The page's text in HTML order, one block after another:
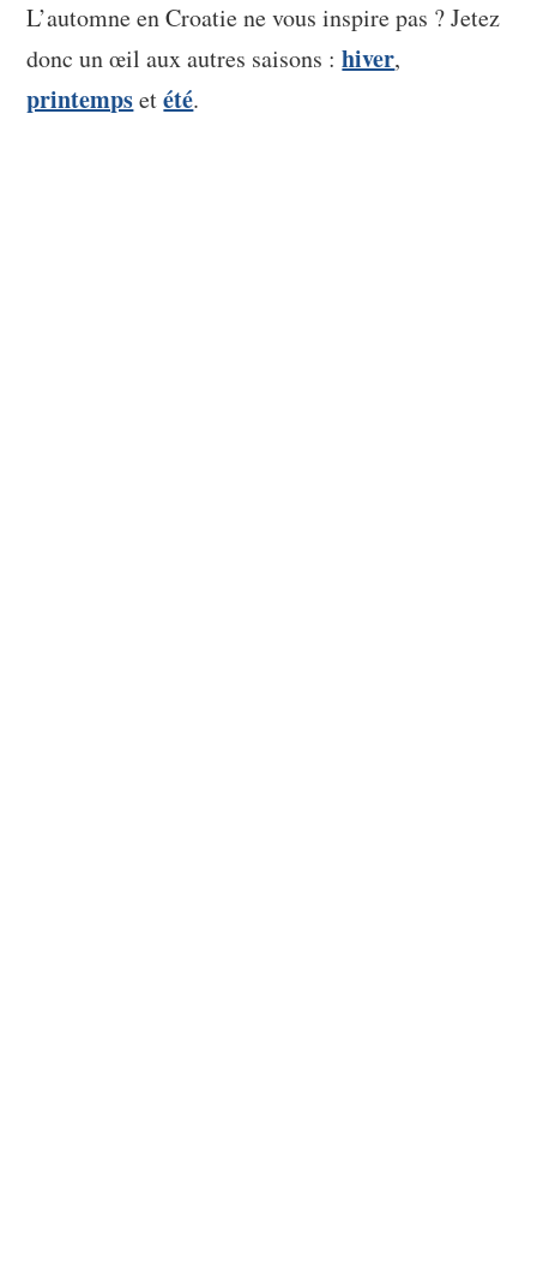
L’automne en Croatie ne vous inspire pas ? Jetez
donc un œil aux autres saisons :hiver,
printempsetété.